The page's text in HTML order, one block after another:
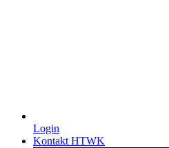
Login
Kontakt HTWK